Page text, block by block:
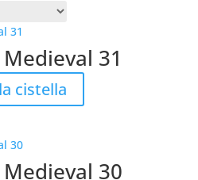
31
cistella
30